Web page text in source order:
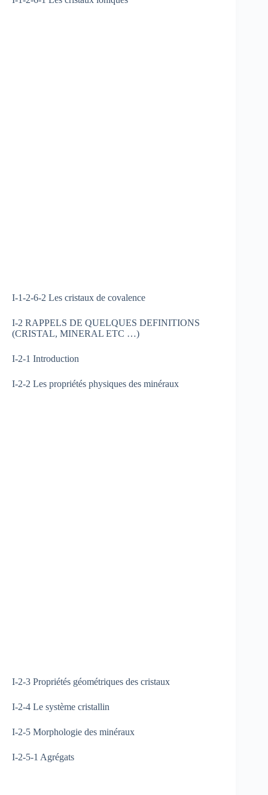
I-1-2-6-2 Les cristaux de covalence
I-2 RAPPELS DE QUELQUES DEFINITIONS
(CRISTAL, MINERAL ETC …)
I-2-1 Introduction
I-2-2 Les propriétés physiques des minéraux
I-2-3 Propriétés géométriques des cristaux
I-2-4 Le système cristallin
I-2-5 Morphologie des minéraux
I-2-5-1 Agrégats